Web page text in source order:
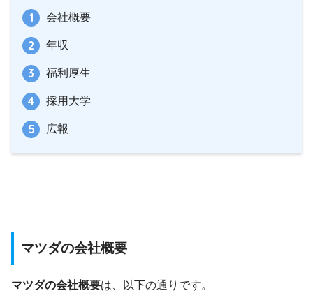
会社概要
年収
福利厚生
採用大学
広報
マツダの会社概要
マツダの会社概要は、以下の通りです。